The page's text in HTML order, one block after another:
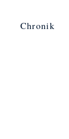
Chronik